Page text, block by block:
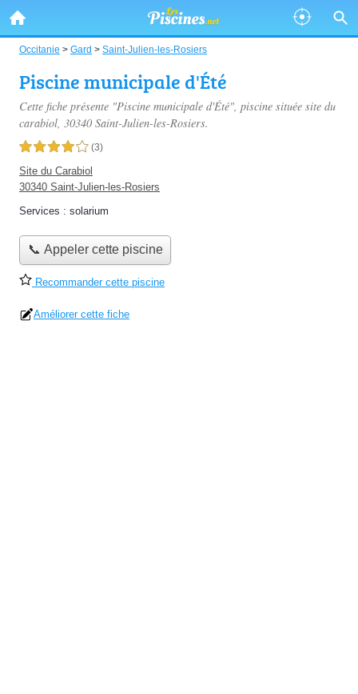
Occitanie > Gard > Saint-Julien-les-Rosiers
Piscine municipale d'Été
Cette fiche présente "Piscine municipale d'Été", piscine située site du
carabiol, 30340 Saint-Julien-les-Rosiers.
4,0 étoiles sur 5 (3)
Site du Carabiol
30340 Saint-Julien-les-Rosiers
Services : solarium
📞 Appeler cette piscine
Recommander cette piscine
Améliorer cette fiche